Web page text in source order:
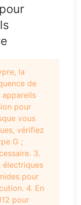
la
de
appareils
pour
vous
vérifiez
G ;
3.
électriques
pour
4. En
pour